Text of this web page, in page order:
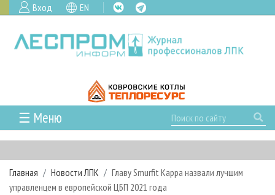
Вход EN
☰ Меню
ГЛАВНАЯ
РУБРИКИ И ТЕМЫ
РУБРИКИ ЖУРНАЛА
НОВОСТИ
Главная Новости ЛПК
Главу Smurfit Kappa назвали лучшим
управленцем в европейской ЦБП 2021 года